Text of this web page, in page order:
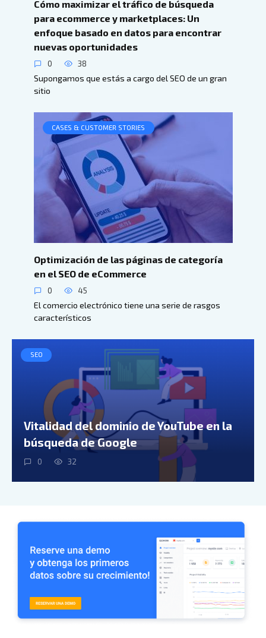
Cómo maximizar el tráfico de búsqueda
para ecommerce y marketplaces: Un
enfoque basado en datos para encontrar
nuevas oportunidades
0
38
Supongamos que estás a cargo del SEO de un gran
sitio
CASES & CUSTOMER STORIES
Optimización de las páginas de categoría
en el SEO de eCommerce
0
45
El comercio electrónico tiene una serie de rasgos
característicos
SEO
Vitalidad del dominio de YouTube en la
búsqueda de Google
0 32